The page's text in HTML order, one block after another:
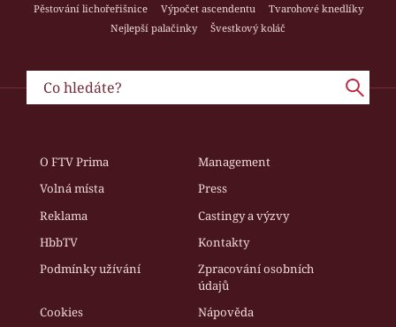
Pěstování lichořeřišnice
Výpočet ascendentu
Tvarohové knedlíky
Nejlepší palačinky
Švestkový koláč
O FTV Prima
Management
Volná místa
Press
Reklama
Castingy a výzvy
HbbTV
Kontakty
Podmínky užívání
Zpracování osobních
údajů
Cookies
Nápověda